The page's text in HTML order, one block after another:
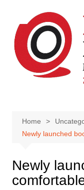
content
Home
Newly launched
Newly